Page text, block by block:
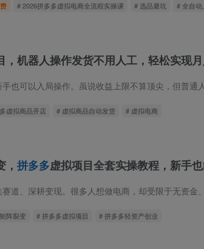
# 2026拼多多虚拟电商全流程实操课 # 选品避坑 # 全自
，机器人操作发货不用人工，轻松实现
虚拟商品开店 # 虚拟商品自动发货 # 虚拟电商
拼多多虚拟项目全套实操教程，新手
阵裂变 # 拼多多虚拟项目 # 拼多多轻资产创业